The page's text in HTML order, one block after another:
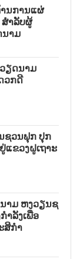
ນການແຜ່
ສຳລັບຜູ້
ນາມ
ຽດນາມ
ວກດີ
ຊວນຟຸກ ປຸກ
ແຂວງຝູເຖາະ
າມ ຫງວຽນຊ
ຳລັງເພື່ອ
ສິກຳ